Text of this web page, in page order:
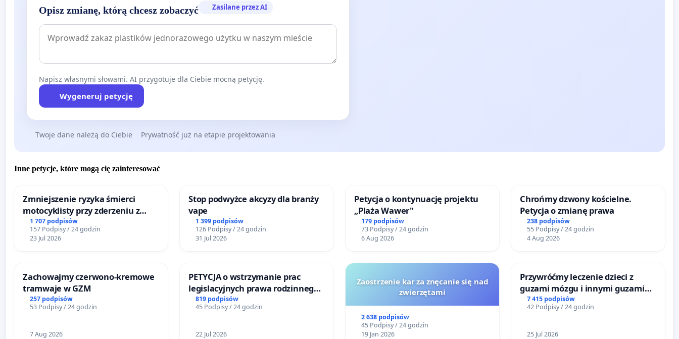
Opisz zmianę, którą chcesz zobaczyć Zasilane przez AI
Napisz własnymi słowami. AI przygotuje dla Ciebie mocną petycję.
Wygeneruj petycję
Twoje dane należą do Ciebie Prywatność już na etapie projektowania
Inne petycje, które mogą cię zainteresować
Zmniejszenie ryzyka śmierci
motocyklisty przy zderzeniu z
barierą energochłonną
1 707 podpisów
157 Podpisy / 24 godzin
23 Jul 2026
Stop podwyżce akcyzy dla branży
vape
1 399 podpisów
126 Podpisy / 24 godzin
31 Jul 2026
Petycja o kontynuację projektu
„Plaża Wawer"
179 podpisów
73 Podpisy / 24 godzin
6 Aug 2026
Chrońmy dzwony kościelne.
Petycja o zmianę prawa
238 podpisów
55 Podpisy / 24 godzin
4 Aug 2026
Zachowajmy czerwono-kremowe
tramwaje w GZM
257 podpisów
53 Podpisy / 24 godzin
7 Aug 2026
PETYCJA o wstrzymanie prac
legislacyjnych prawa rodzinnego
narażających ofiary przemocy
819 podpisów
45 Podpisy / 24 godzin
22 Jul 2026
Zaostrzenie kar za znęcanie się nad
zwierzętami
2 638 podpisów
45 Podpisy / 24 godzin
19 Jan 2026
Przywróćmy leczenie dzieci z
guzami mózgu i innymi guzami
litymi do Górnośląskiego
Centrum Zdrowia Dziecka w
7 415 podpisów
42 Podpisy / 24 godzin
25 Jul 2026